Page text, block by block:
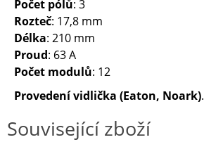
Počet pólů: 3
Rozteč: 17,8 mm
Délka: 210 mm
Proud: 63 A
Počet modulů: 12
Provedení vidlička (Eaton, Noark).
Související zboží